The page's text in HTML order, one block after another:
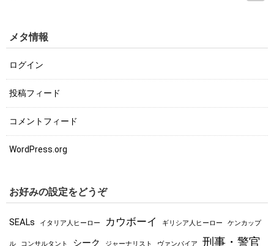
メタ情報
ログイン
投稿フィード
コメントフィード
WordPress.org
お好みの設定をどうぞ
SEALs イタリア人ヒーロー カウボーイ ギリシア人ヒーロー ケンカップ
ル コンサルタント シーク ジャーナリスト ヴァンパイア 刑事・警官